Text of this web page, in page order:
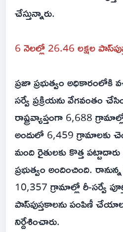
చేస్తున్నారు.
6 నెలల్లో 26.46 లక్షల
ప్రజా ప్రభుత్వం అధికారంలోకి
సర్వే ప్రక్రియను వేగవంతం
రాష్ట్రవ్యాప్తంగా 6,688
అందులో 6,459 గ్రామాలకు
మంది రైతులకు కొత్త
ప్రభుత్వం అందించింది.
10,357 గ్రామాల్లో రీ-సర్వే
పాస్‌పుస్తకాలను పంపిణీ
నిర్దేశించారు.